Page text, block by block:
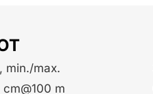
min./max.
m